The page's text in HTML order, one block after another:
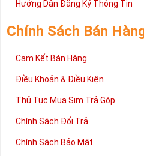
Hướng Dẫn Đăng Ký Thông Tin
Chính Sách Bán
Cam Kết Bán Hàng
Điều Khoản & Điều Kiện
Thủ Tục Mua Sim Trả Góp
Chính Sách Đổi Trả
Chính Sách Bảo Mật